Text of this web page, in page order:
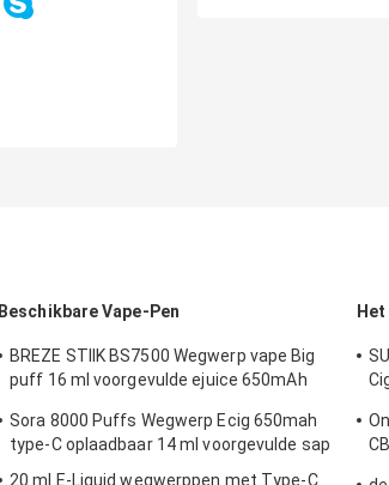
Beschikbare Vape-Pen
BREZE STIIK BS7500 Wegwerp vape Big
puff 16 ml voorgevulde ejuice 650mAh
Sora 8000 Puffs Wegwerp Ecig 650mah
type-C oplaadbaar 14 ml voorgevulde sap
20 ml E-Liquid wegwerppen met Type-C